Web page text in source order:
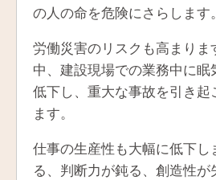
の人の命を危険にさらします。
労働災害のリスクも高まりま
中、建設現場での業務中に眠
低下し、重大な事故を引き起
ます。
仕事の生産性も大幅に低下し
る、判断力が鈍る、創造性